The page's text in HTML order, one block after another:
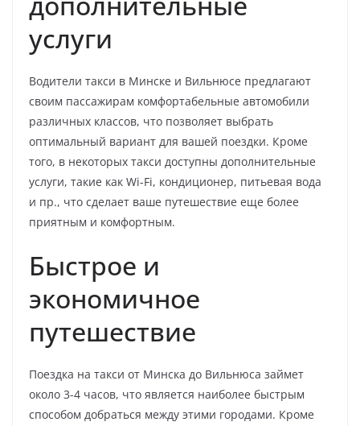
услуги
Водители такси в Минске и Вильнюсе предлагают
своим пассажирам комфортабельные автомобили
различных классов, что позволяет выбрать
оптимальный вариант для вашей поездки. Кроме
того, в некоторых такси доступны дополнительные
услуги, такие как Wi-Fi, кондиционер, питьевая вода
и пр., что сделает ваше путешествие еще более
приятным и комфортным.
Быстрое и
экономичное
путешествие
Поездка на такси от Минска до Вильнюса займет
около 3-4 часов, что является наиболее быстрым
способом добраться между этими городами. Кроме